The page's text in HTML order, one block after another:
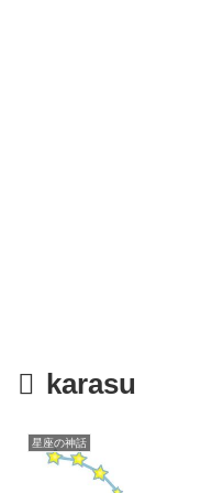
karasu
星座の神話